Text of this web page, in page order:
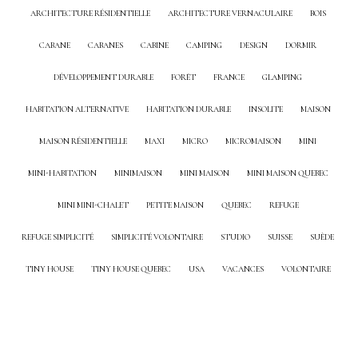
ARCHITECTURE RÉSIDENTIELLE ARCHITECTURE VERNACULAIRE BOIS
CABANE CABANES CABINE CAMPING DESIGN DORMIR
DÉVELOPPEMENT DURABLE FORÊT FRANCE GLAMPING
HABITATION ALTERNATIVE HABITATION DURABLE INSOLITE MAISON
MAISON RÉSIDENTIELLE MAXI MICRO MICROMAISON MINI
MINI-HABITATION MINIMAISON MINI MAISON MINI MAISON QUEBEC
MINI MINI-CHALET PETITE MAISON QUEBEC REFUGE
REFUGE SIMPLICITÉ SIMPLICITÉ VOLONTAIRE STUDIO SUISSE SUÈDE
TINY HOUSE TINY HOUSE QUEBEC USA VACANCES VOLONTAIRE